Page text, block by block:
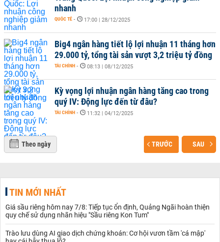
nhanh
QUỐC TẾ - 17:00 | 28/12/2025
Big4 ngân hàng tiết lộ lợi nhuận 11 tháng hơn
29.000 tỷ, tổng tài sản vượt 3,2 triệu tỷ đồng
TÀI CHÍNH - 08:13 | 08/12/2025
Kỳ vọng lợi nhuận ngân hàng tăng cao trong
quý IV: Động lực đến từ đâu?
TÀI CHÍNH - 11:32 | 04/12/2025
Theo ngày TRƯỚC SAU
TIN MỚI NHẤT
Giá sầu riêng hôm nay 7/8: Tiếp tục ổn định, Quảng Ngãi hoàn thiện
quy chế sử dụng nhãn hiệu "Sầu riêng Kon Tum"
Trào lưu dùng AI giao dịch chứng khoán: Cơ hội vươn tầm 'cá mập'